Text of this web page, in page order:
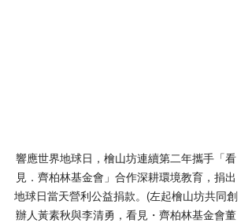
響應世界地球日，檜山坊連續第二年攜手「看
見．齊柏林基金會」合作深耕環境教育，捐出
地球日當天營利公益捐款。(左起檜山坊共同創
辦人黃素秋與李清勇，看見・齊柏林基金會董